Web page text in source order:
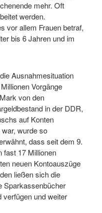
mehr. Oft
werden.
vor allem Frauen betraf,
bis 6 Jahren und im
Ausnahmesituation
Vorgänge
von den
in der DDR,
auf Konten
wurde so
dass seit dem 9.
fast 17 Millionen
neuen Kontoauszüge
ließen sich die
Sparkassenbücher
verfügen und weiter